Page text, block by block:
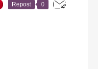
Repost 0